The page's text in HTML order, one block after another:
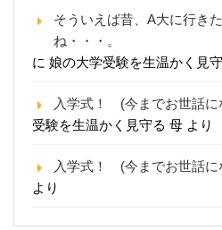
そういえば昔、A大に行き
ね・・・。
に 娘の大学受験を生温かく見
入学式！ (今までお世話に
受験を生温かく見守る 母 より
入学式！ (今までお世話に
より